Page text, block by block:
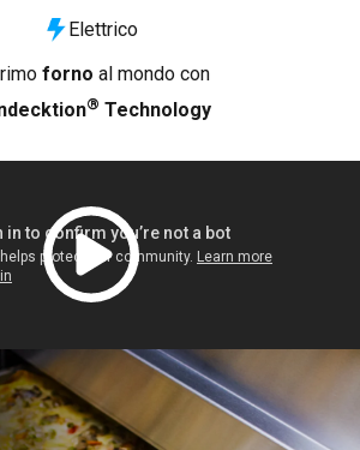
Elettrico
forno al mondo con
® Technology